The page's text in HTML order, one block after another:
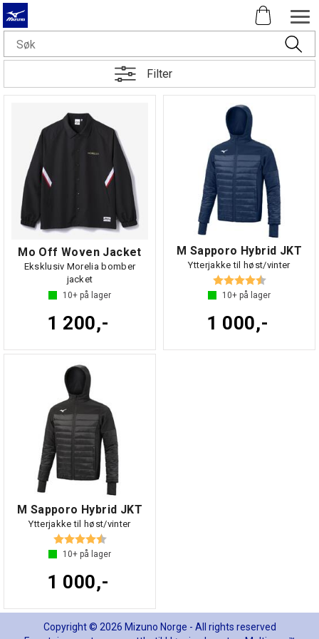
Filter
Mo Off Woven Jacket
Eksklusiv Morelia bomber
jacket
10+ på lager
1 200,-
M Sapporo Hybrid JKT
Ytterjakke til høst/vinter
Karakter: 4.6 av 5
10+ på lager
1 000,-
M Sapporo Hybrid JKT
Ytterjakke til høst/vinter
Karakter: 4.6 av 5 mulige
10+ på lager
1 000,-
Copyright © 2026 Mizuno Norge - All rights reserved